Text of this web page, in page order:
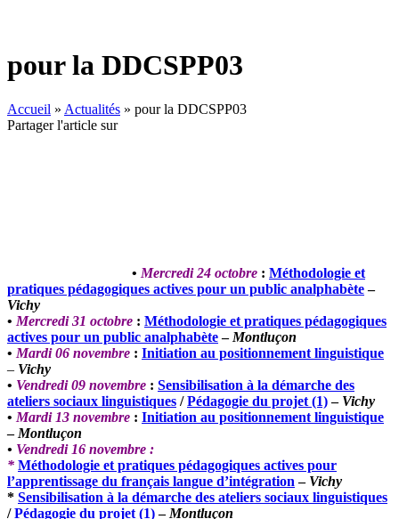
pour la DDCSPP03
Accueil » Actualités » pour la DDCSPP03
Partager l'article sur
• Mercredi 24 octobre : Méthodologie et
pratiques pédagogiques actives pour un public analphabète–
Vichy
• Mercredi 31 octobre : Méthodologie et pratiques pédagogiques
actives pour un public analphabète– Montluçon
• Mardi 06 novembre : Initiation au positionnement linguistique
– Vichy
• Vendredi 09 novembre : Sensibilisation à la démarche des
ateliers sociaux linguistiques /Pédagogie du projet (1)– Vichy
• Mardi 13 novembre : Initiation au positionnement linguistique
– Montluçon
• Vendredi 16 novembre :
* Méthodologie et pratiques pédagogiques actives pour
l’apprentissage du français langue d’intégration – Vichy
* Sensibilisation à la démarche des ateliers sociaux linguistiques
/Pédagogie du projet (1)– Montluçon